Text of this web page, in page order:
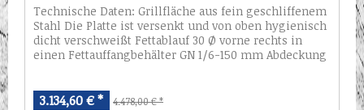
Technische Daten: Grillfläche aus fein geschliffenem
Stahl Die Platte ist versenkt und von oben hygienisch
dicht verschweißt Fettablauf 30 Ø vorne rechts in
einen Fettauffangbehälter GN 1/6-150 mm Abdeckung
3.134,60 € * 4.478,00 € *